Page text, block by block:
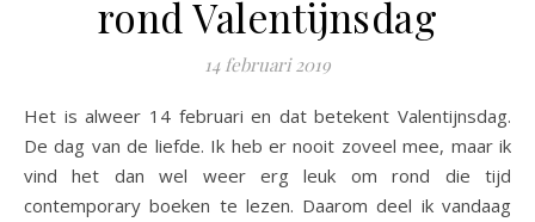
rond Valentijnsdag
14 februari 2019
Het is alweer 14 februari en dat betekent Valentijnsdag.
De dag van de liefde. Ik heb er nooit zoveel mee, maar ik
vind het dan wel weer erg leuk om rond die tijd
contemporary boeken te lezen. Daarom deel ik vandaag